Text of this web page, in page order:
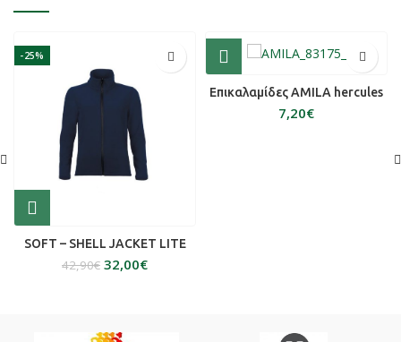
-25%
SOFT – SHELL JACKET LITE
42,90€ 32,00€
Επικαλαμίδες AMILA hercules
€